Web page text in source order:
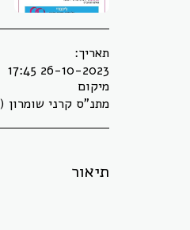
תאריך:
26-10-2023 17:45
מיקום
מתנ"ס קרני שומרון (
תיאור